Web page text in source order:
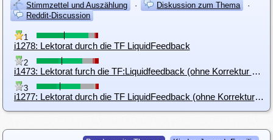
Stimmzettel und Auszählung
· Diskussion zum Thema
·
Reddit-Discussion
1
i1278: Lektorat durch die TF LiquidFeedback
2
i1473: Lektorat furch die TF:Liquidfeedback (ohne Korrektur der Wortwahl)
3
i1277: Lektorat durch die TF LiquidFeedback (ohne Korrektur der Wortwahl und der Satzanfänge)